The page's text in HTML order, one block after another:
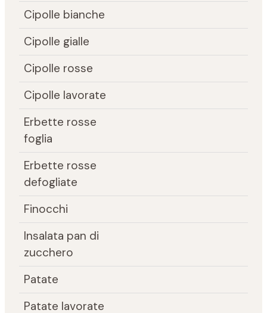
Cipolle bianche
Cipolle gialle
Cipolle rosse
Cipolle lavorate
Erbette rosse
foglia
Erbette rosse
defogliate
Finocchi
Insalata pan di
zucchero
Patate
Patate lavorate